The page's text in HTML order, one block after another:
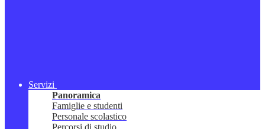
Servizi
Panoramica
Famiglie e studenti
Personale scolastico